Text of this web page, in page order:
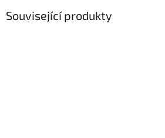
Související produkty